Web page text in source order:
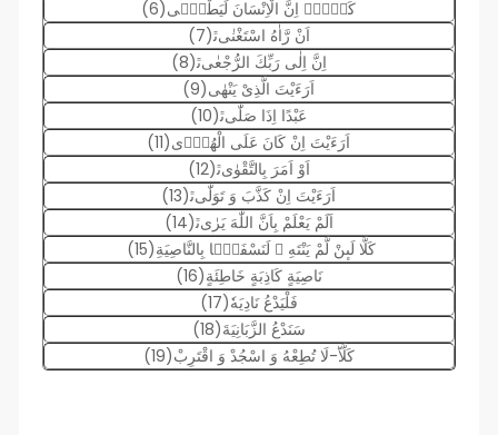
كَلَّاۤ اِنَّ الْاِنْسَانَ لَیَطْغٰۤى(6)
اَنْ رَّاٰهُ اسْتَغْنٰىﭤ(7)
اِنَّ اِلٰى رَبِّكَ الرُّجْعٰىﭤ(8)
اَرَءَیْتَ الَّذِیْ یَنْهٰى(9)
عَبْدًا اِذَا صَلّٰىﭤ(10)
اَرَءَیْتَ اِنْ كَانَ عَلَى الْهُدٰۤى(11)
اَوْ اَمَرَ بِالتَّقْوٰىﭤ(12)
اَرَءَیْتَ اِنْ كَذَّبَ وَ تَوَلّٰىﭤ(13)
اَلَمْ یَعْلَمْ بِاَنَّ اللّٰهَ یَرٰىﭤ(14)
كَلَّا لَىٕنْ لَّمْ یَنْتَهِ ﳔ لَنَسْفَعًۢا بِالنَّاصِیَةِ(15)
نَاصِیَةٍ كَاذِبَةٍ خَاطِئَةٍ(16)
فَلْیَدْعُ نَادِیَهٗ(17)
سَنَدْعُ الزَّبَانِیَةَ(18)
كَلَّاؕ-لَا تُطِعْهُ وَ اسْجُدْ وَ اقْتَرِبْ(19)